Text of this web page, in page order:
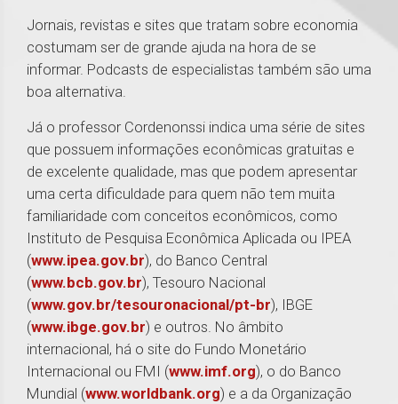
Jornais, revistas e sites que tratam sobre economia
costumam ser de grande ajuda na hora de se
informar. Podcasts de especialistas também são uma
boa alternativa.
Já o professor Cordenonssi indica uma série de sites
que possuem informações econômicas gratuitas e
de excelente qualidade, mas que podem apresentar
uma certa dificuldade para quem não tem muita
familiaridade com conceitos econômicos, como
Instituto de Pesquisa Econômica Aplicada ou IPEA
(www.ipea.gov.br), do Banco Central
(www.bcb.gov.br), Tesouro Nacional
(www.gov.br/tesouronacional/pt-br), IBGE
(www.ibge.gov.br) e outros. No âmbito
internacional, há o site do Fundo Monetário
Internacional ou FMI (www.imf.org), o do Banco
Mundial (www.worldbank.org) e a da Organização